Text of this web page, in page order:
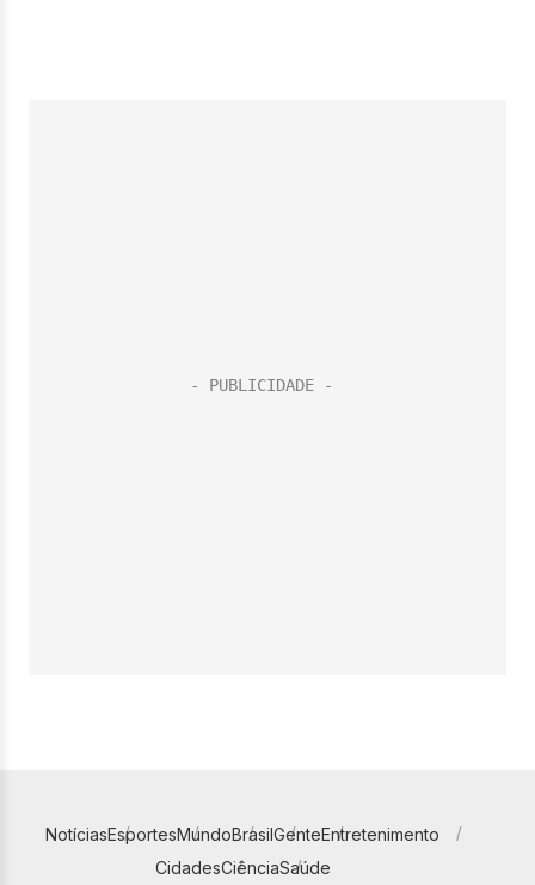
NotíciasEsportesMundoBrasilGenteEntretenimento
CidadesCiênciaSaúde